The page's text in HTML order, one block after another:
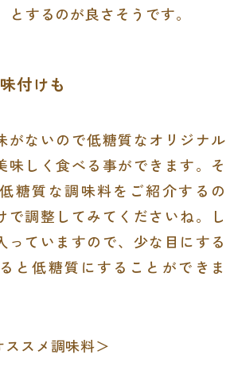
とするのが良さそうです。
付けも
がないので低糖質なオリジナル
味しく食べる事ができます。そ
糖質な調味料をご紹介するの
で調整してみてくださいね。し
っていますので、少な目にする
と低糖質にすることができま
スメ調味料＞